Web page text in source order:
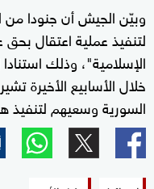
لتنفيذ عملية اعتقال
الإسلامية"، وذلك
خلال الأسابيع الأخيرة
السورية وسعيهم